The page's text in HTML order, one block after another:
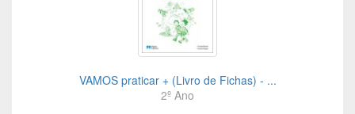
VAMOS praticar + (Livro de Fichas) - ...
2º Ano